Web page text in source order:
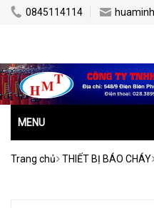
0845114114
MENU
Trang chủ THIẾT BỊ BÁO CHÁY